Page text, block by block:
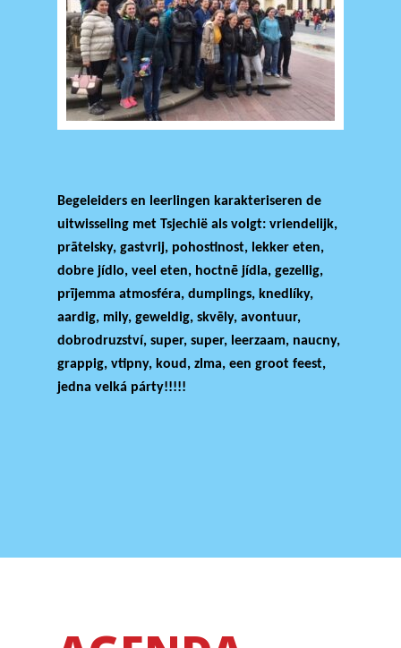
Begeleiders en leerlingen karakteriseren de
uitwisseling met Tsjechië als volgt: vriendelijk,
prātelsky, gastvrij, pohostinost, lekker eten,
dobre jídlo, veel eten, hoctnē jídla, gezellig,
prījemma atmosféra, dumplings, knedlíky,
aardig, mily, geweldig, skvēly, avontuur,
dobrodruzství, super, super, leerzaam, naucny,
grappig, vtipny, koud, zlma, een groot feest,
jedna velká párty!!!!!